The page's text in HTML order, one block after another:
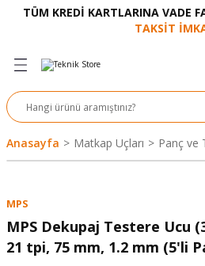
TÜM KREDİ KARTLARINA VADE
TAKSİT
Geri Dön
Geri Dön
Bot
Geri Dön
ve Aksesuar
Makinesi
Geri Dön
Makinesi
Geri Dön
Geri Dön
Bantlar
Geri Dön
Geri Dön
ve Ürünleri
Cobot
Geri Dön
ve Aksesuarı
Anasayfa Matkap Uçları Panç ve
MPS
MPS Dekupaj Testere Ucu
21 tpi, 75 mm, 1.2 mm (5'li